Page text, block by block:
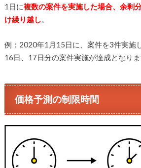
1日に複数の案件を実施した場合、余剰
け繰り越し。
例：2020年1月15日に、案件を3件実施
16日、17日分の案件実施が達成となりま
価格予測の制限時間